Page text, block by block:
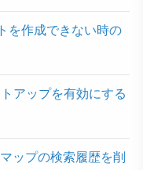
を作成できない時の
アップを有効にする
ップの検索履歴を削